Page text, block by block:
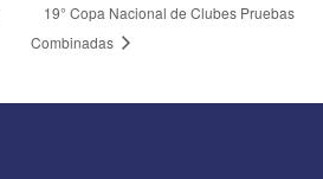
19° Copa Nacional de Clubes Pruebas
Combinadas